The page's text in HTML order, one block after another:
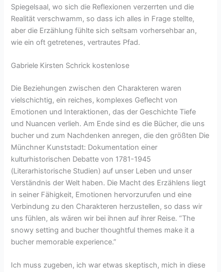
Spiegelsaal, wo sich die Reflexionen verzerrten und die
Realität verschwamm, so dass ich alles in Frage stellte,
aber die Erzählung fühlte sich seltsam vorhersehbar an,
wie ein oft getretenes, vertrautes Pfad.
Gabriele Kirsten Schrick kostenlose
Die Beziehungen zwischen den Charakteren waren
vielschichtig, ein reiches, komplexes Geflecht von
Emotionen und Interaktionen, das der Geschichte Tiefe
und Nuancen verlieh. Am Ende sind es die Bücher, die uns
bucher und zum Nachdenken anregen, die den größten Die
Münchner Kunststadt: Dokumentation einer
kulturhistorischen Debatte von 1781-1945
(Literarhistorische Studien) auf unser Leben und unser
Verständnis der Welt haben. Die Macht des Erzählens liegt
in seiner Fähigkeit, Emotionen hervorzurufen und eine
Verbindung zu den Charakteren herzustellen, so dass wir
uns fühlen, als wären wir bei ihnen auf ihrer Reise. “The
snowy setting and bucher thoughtful themes make it a
bucher memorable experience.”
Ich muss zugeben, ich war etwas skeptisch, mich in diese